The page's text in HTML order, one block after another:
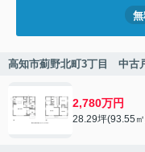
高知市薊野北町3丁目 中古
2,780万円
28.29坪(93.55